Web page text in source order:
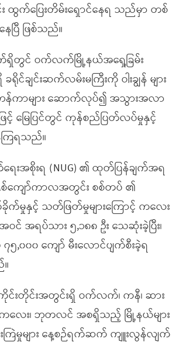
ထွက်ပြေးတိမ်းရှောင်နေရ သည်မှာ တစ်
ေပြီ ဖြစ်သည်။
တွင် ဝက်လက်မြို့နယ်အရှေ့ခြမ်း
င်ချင်းဆက်လမ်းမကြီးကို ဝါးချွန် များ
ကာများ ဆောက်လုပ်၍ အသွားအလာ
မြေပြင်တွင် ကုန်စည်ပြတ်လပ်မှုနှင့်
ြရသည်။
းအစိုးရ (NUG) ၏ ထုတ်ပြန်ချက်အရ
ကျော်ကာလအတွင်း စစ်တပ် ၏
က်မှုနှင့် သတ်ဖြတ်မှုများကြောင့် ကလေး
င် အရပ်သား ၅,၁၈၈ ဦး သေဆုံးခဲ့ပြီး၊
,၀၀၀ ကျော် မီးလောင်ပျက်စီးခဲ့ရ
းတိုင်းအတွင်းရှိ ဝက်လက်၊ ကနီ၊ ဆား
ကလေး၊ ဘုတလင် အစရှိသည့် မြို့နယ်များ
ကြဲမှုများ နေ့စဉ်ရက်ဆက် ကျူးလွန်လျက်